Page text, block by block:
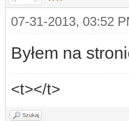
07-31-2013, 03:52
Byłem na
<t></t>
Szukaj